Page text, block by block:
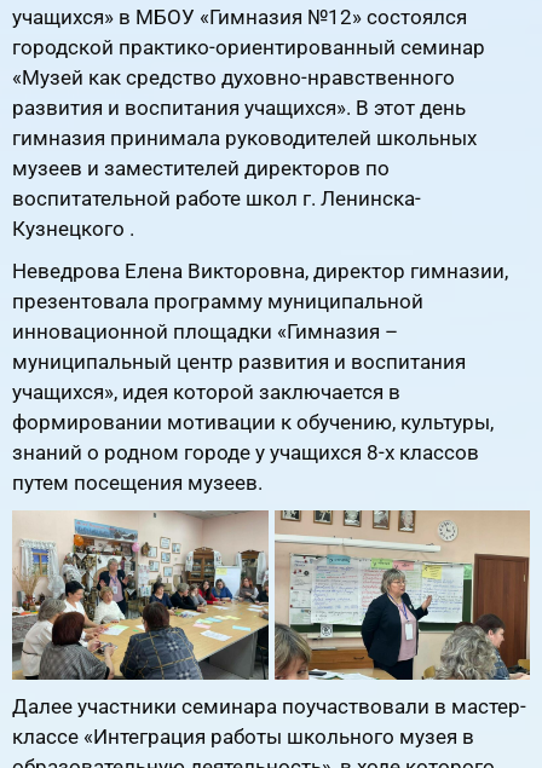
учащихся» в МБОУ «Гимназия №12» состоялся
городской практико-ориентированный семинар
«Музей как средство духовно-нравственного
развития и воспитания учащихся». В этот день
гимназия принимала руководителей школьных
музеев и заместителей директоров по
воспитательной работе школ г. Ленинска-
Кузнецкого .
Неведрова Елена Викторовна, директор гимназии,
презентовала программу муниципальной
инновационной площадки «Гимназия –
муниципальный центр развития и воспитания
учащихся», идея которой заключается в
формировании мотивации к обучению, культуры,
знаний о родном городе у учащихся 8-х классов
путем посещения музеев.
Далее участники семинара поучаствовали в мастер-
классе «Интеграция работы школьного музея в